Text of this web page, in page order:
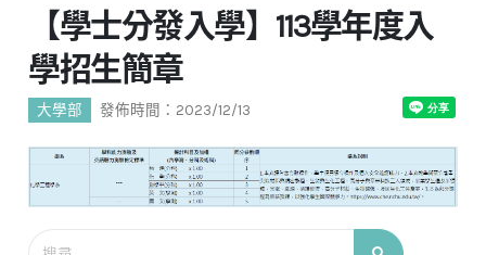
【學士分發入學】113學年度入
學招生簡章
大學部 發佈時間：2023/12/13